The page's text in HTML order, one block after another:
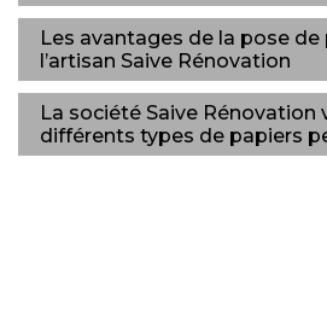
Les avantages de la pose
l’artisan Saive Rénovation
La société Saive Rénovation
différents types de papiers